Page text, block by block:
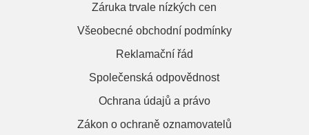
Záruka trvale nízkých cen
Všeobecné obchodní podmínky
Reklamační řád
Společenská odpovědnost
Ochrana údajů a právo
Zákon o ochraně oznamovatelů